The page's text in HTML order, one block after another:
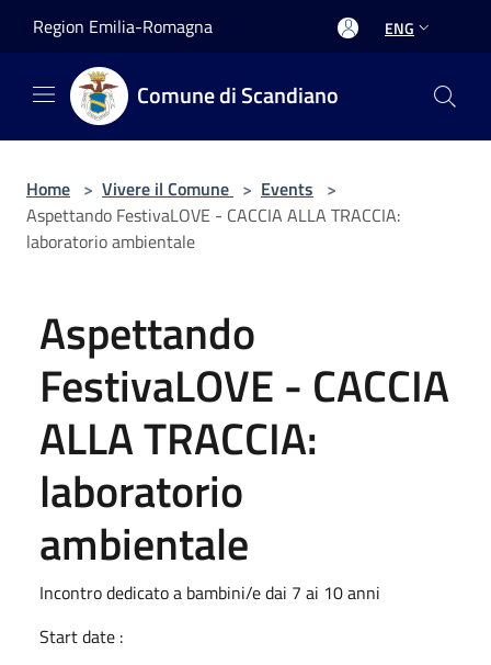
Region Emilia-Romagna ENG
Comune di Scandiano
Home > Vivere il Comune > Events >
Aspettando FestivaLOVE - CACCIA ALLA TRACCIA:
laboratorio ambientale
Aspettando
FestivaLOVE - CACCIA
ALLA TRACCIA:
laboratorio
ambientale
Incontro dedicato a bambini/e dai 7 ai 10 anni
Start date :